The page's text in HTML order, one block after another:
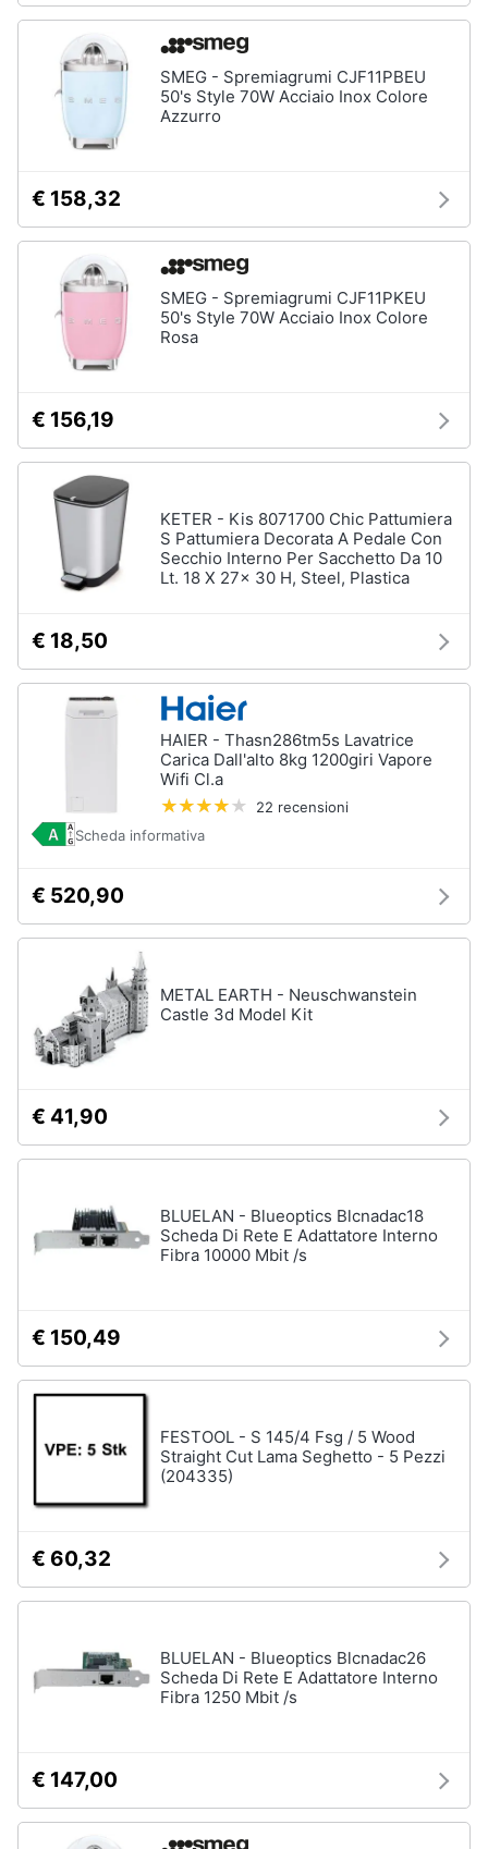
SMEG - Spremiagrumi CJF11PBEU
50's Style 70W Acciaio Inox Colore
Azzurro
€ 158,32
SMEG - Spremiagrumi CJF11PKEU
50's Style 70W Acciaio Inox Colore
Rosa
€ 156,19
KETER - Kis 8071700 Chic Pattumiera
S Pattumiera Decorata A Pedale Con
Secchio Interno Per Sacchetto Da 10
Lt. 18 X 27x 30 H, Steel, Plastica
€ 18,50
HAIER - Thasn286tm5s Lavatrice
Carica Dall'alto 8kg 1200giri Vapore
Wifi Cl.a
22 recensioni
Scheda informativa
€ 520,90
METAL EARTH - Neuschwanstein
Castle 3d Model Kit
€ 41,90
BLUELAN - Blueoptics Blcnadac18
Scheda Di Rete E Adattatore Interno
Fibra 10000 Mbit /s
€ 150,49
FESTOOL - S 145/4 Fsg / 5 Wood
Straight Cut Lama Seghetto - 5 Pezzi
(204335)
€ 60,32
BLUELAN - Blueoptics Blcnadac26
Scheda Di Rete E Adattatore Interno
Fibra 1250 Mbit /s
€ 147,00